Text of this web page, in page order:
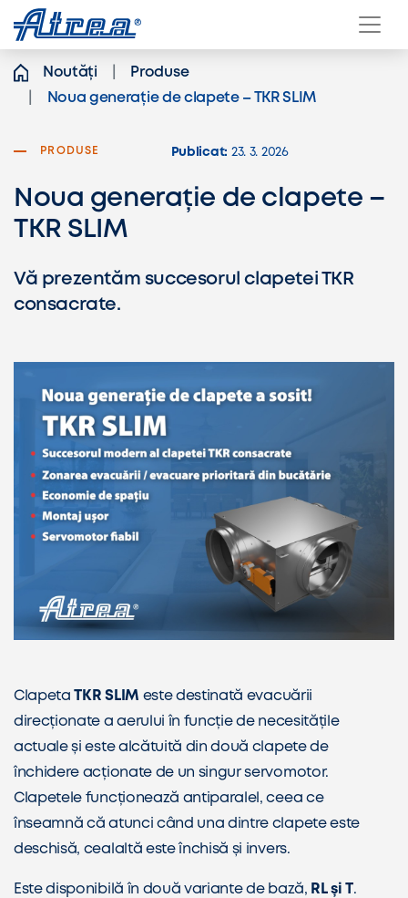
Skip to content
Noutăți
Produse
Noua generație de clapete – TKR SLIM
PRODUSE Publicat: 23. 3. 2026
Noua generație de clapete –
TKR SLIM
Vă prezentăm succesorul clapetei TKR
consacrate.
ClapetaTKR SLIM este destinată evacuării
direcționate a aerului în funcție de necesitățile
actuale și este alcătuită din două clapete de
închidere acționate de un singur servomotor.
Clapetele funcționează antiparalel, ceea ce
înseamnă că atunci când una dintre clapete este
deschisă, cealaltă este închisă și invers.
Este disponibilă în două variante de bază, RL și T.